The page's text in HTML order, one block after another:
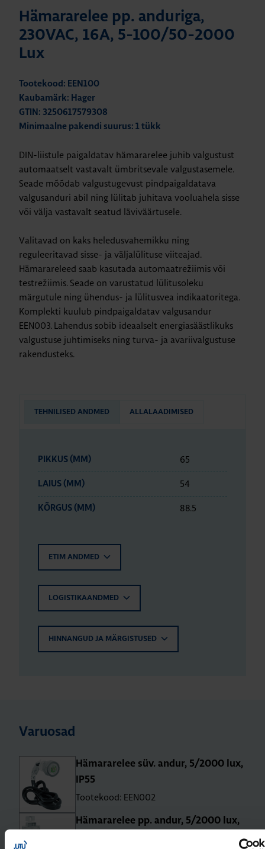
Hämararelee pp. anduriga,
230VAC, 16A, 5-100/50-2000
Lux
Tootekood: EEN100
Kaubamärk: Hager
GTIN: 3250617579308
Minimaalne pakendi suurus: 1 tükk
DIN-liistule paigaldatav hämararelee juhib valgustust
automaatselt vastavalt ümbritsevale valgustasemele.
Seade mõõdab valgustugevust pindpaigaldatava
valgusanduri abil ning lülitab juhitava vooluahela sisse
või välja vastavalt seatud läviväärtusele.
Valitavad on kaks heledusvahemikku ning
reguleeritavad sisse- ja väljalülituse viiteajad.
Hämarareleed saab kasutada automaatrežiimis või
testrežiimis. Seade on varustatud lülitusoleku
märgutule ning ühendus- ja lülitusvea indikaatoritega.
Komplekti kuulub pindpaigaldatav valgusandur
EEN003. Lahendus sobib ideaalselt energiasäästlikuks
valgustuse juhtimiseks ning turva- ja avariivalgustuse
rakendusteks.
TEHNILISED ANDMED ALLALAADIMISED
PIKKUS (MM) 65
LAIUS (MM) 54
KÕRGUS (MM) 88.5
ETIM ANDMED
LOGISTIKAANDMED
HINNANGUD JA MÄRGISTUSED
Varuosad
Häma­ra­re­lee süv. andur, 5/2000 lux,
IP55
Tootekood: EEN002
Häma­ra­re­lee pp. andur, 5/2000 lux,